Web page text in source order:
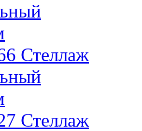
Стеллаж
Стеллаж